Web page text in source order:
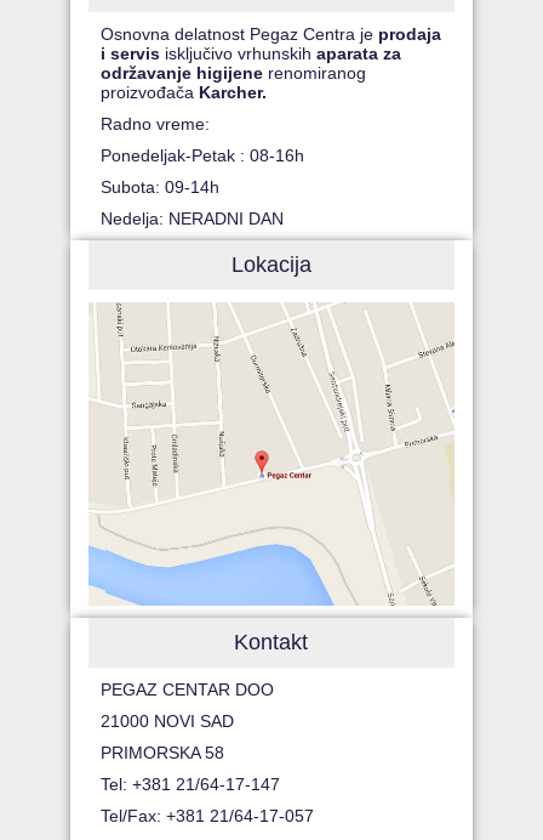
Osnovna delatnost Pegaz Centra je prodaja
i servis isključivo vrhunskihaparata za
održavanje higijene renomiranog
proizvođača Karcher.
Radno vreme:
Ponedeljak-Petak : 08-16h
Subota: 09-14h
Nedelja: NERADNI DAN
Lokacija
Kontakt
PEGAZ CENTAR DOO
21000 NOVI SAD
PRIMORSKA 58
Tel: +381 21/64-17-147
Tel/Fax: +381 21/64-17-057